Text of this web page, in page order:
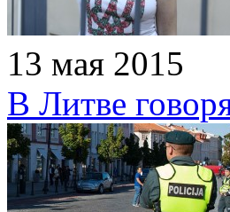
13 мая 2015
В Литве